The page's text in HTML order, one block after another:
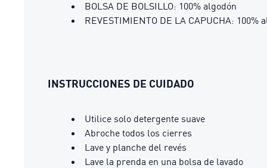
BOLSA DE BOLSILLO: 100% algodón
REVESTIMIENTO DE LA CAPUCHA: 100%
INSTRUCCIONES DE CUIDADO
Utilice solo detergente suave
Abroche todos los cierres
Lave y planche del revés
Lave la prenda en una bolsa de lavado